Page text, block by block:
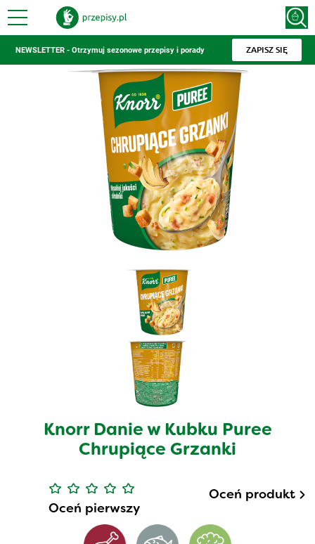
NEWSLETTER - Otrzymuj sezonowe przepisy i porady ZAPISZ SIĘ
Knorr Danie w Kubku Puree
Chrupiące Grzanki
Oceń pierwszy
Oceń produkt